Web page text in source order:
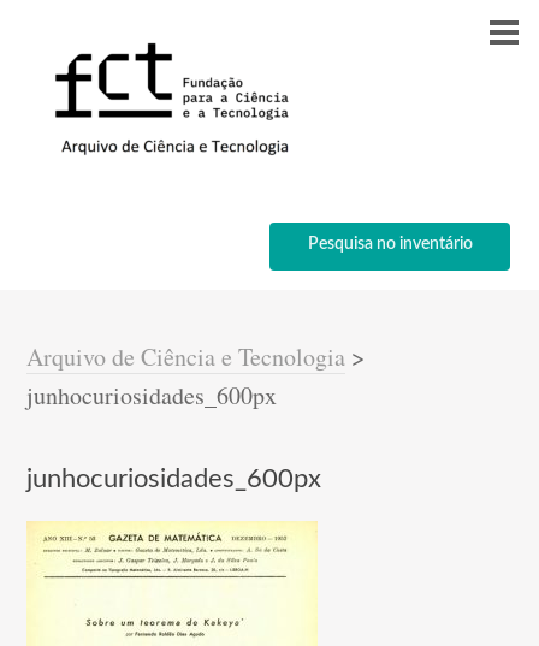
Pesquisa no inventário
Arquivo de Ciência e Tecnologia >
junhocuriosidades_600px
junhocuriosidades_600px